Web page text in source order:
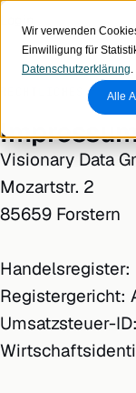
Wir verwenden
Einwilligung für
Datenschutzerklärung.
Alle
Visionary Data
Mozartstr. 2
85659 Forstern
Handelsregister:
Registergericht:
Umsatzsteuer-